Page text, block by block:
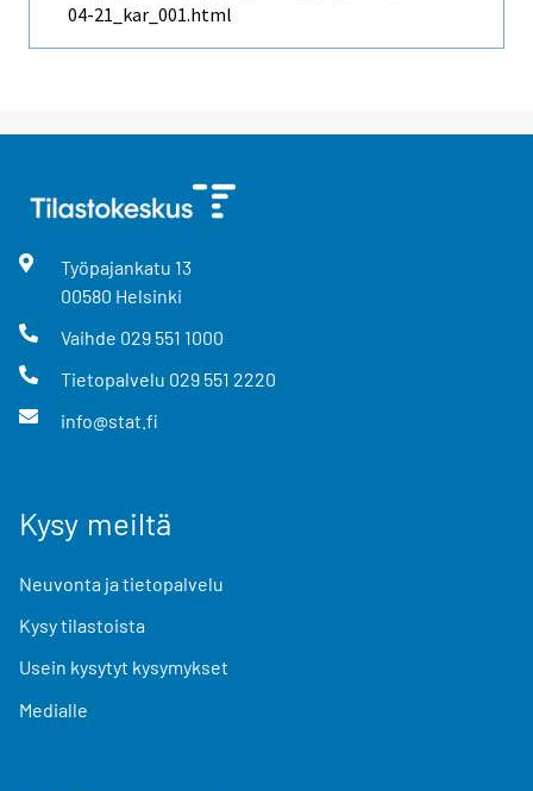
04-21_kar_001.html
Työpajankatu 13
00580 Helsinki
Vaihde 029 551 1000
Tietopalvelu 029 551 2220
info@stat.fi
Kysy meiltä
Neuvonta ja tietopalvelu
Kysy tilastoista
Usein kysytyt kysymykset
Medialle